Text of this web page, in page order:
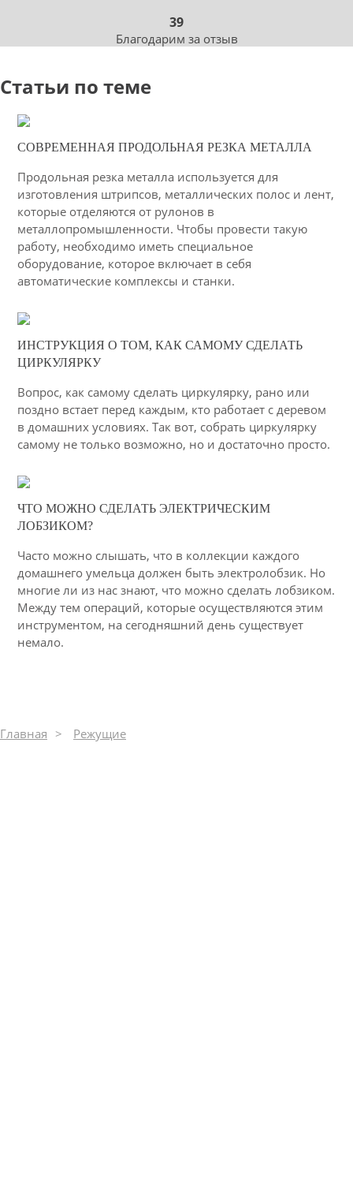
39
Благодарим за отзыв
Статьи по теме
4337
СОВРЕМЕННАЯ ПРОДОЛЬНАЯ РЕЗКА МЕТАЛЛА
Продольная резка металла используется для
изготовления штрипсов, металлических полос и лент,
которые отделяются от рулонов в
металлопромышленности. Чтобы провести такую
работу, необходимо иметь специальное
оборудование, которое включает в себя
автоматические комплексы и станки.
51
ИНСТРУКЦИЯ О ТОМ, КАК САМОМУ СДЕЛАТЬ
ЦИРКУЛЯРКУ
Вопрос, как самому сделать циркулярку, рано или
поздно встает перед каждым, кто работает с деревом
в домашних условиях. Так вот, собрать циркулярку
самому не только возможно, но и достаточно просто.
42
ЧТО МОЖНО СДЕЛАТЬ ЭЛЕКТРИЧЕСКИМ
ЛОБЗИКОМ?
Часто можно слышать, что в коллекции каждого
домашнего умельца должен быть электролобзик. Но
многие ли из нас знают, что можно сделать лобзиком.
Между тем операций, которые осуществляются этим
инструментом, на сегодняшний день существует
немало.
Главная Режущие